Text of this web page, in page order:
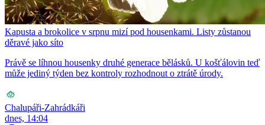
Kapusta a brokolice v srpnu mizí pod housenkami. Listy zůstanou
děravé jako síto
Právě se líhnou housenky druhé generace bělásků. U košťálovin teď
může jediný týden bez kontroly rozhodnout o ztrátě úrody.
Chalupáři-Zahrádkáři
dnes, 14:04